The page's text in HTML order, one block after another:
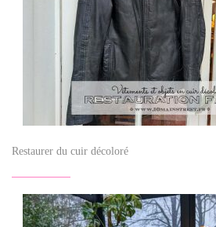
Restaurer du cuir décoloré